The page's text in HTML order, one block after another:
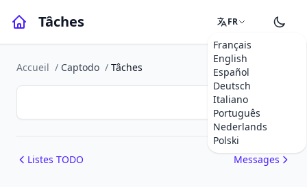
Tâches FR
Français
English
Español
Deutsch
Italiano
Português
Nederlands
Polski
Accueil / Captodo / Tâches
Listes TODO Messages